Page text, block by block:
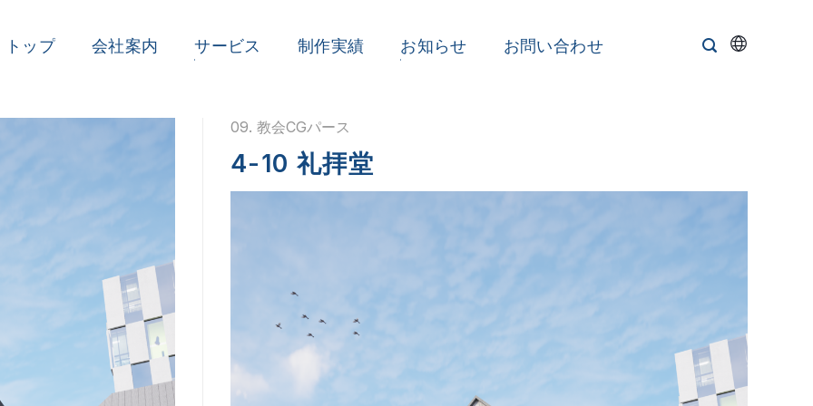
トップ 会社案内 サービス 制作実績 お知らせ お問い合わせ
09. 教会CGパース
4-10 礼拝堂